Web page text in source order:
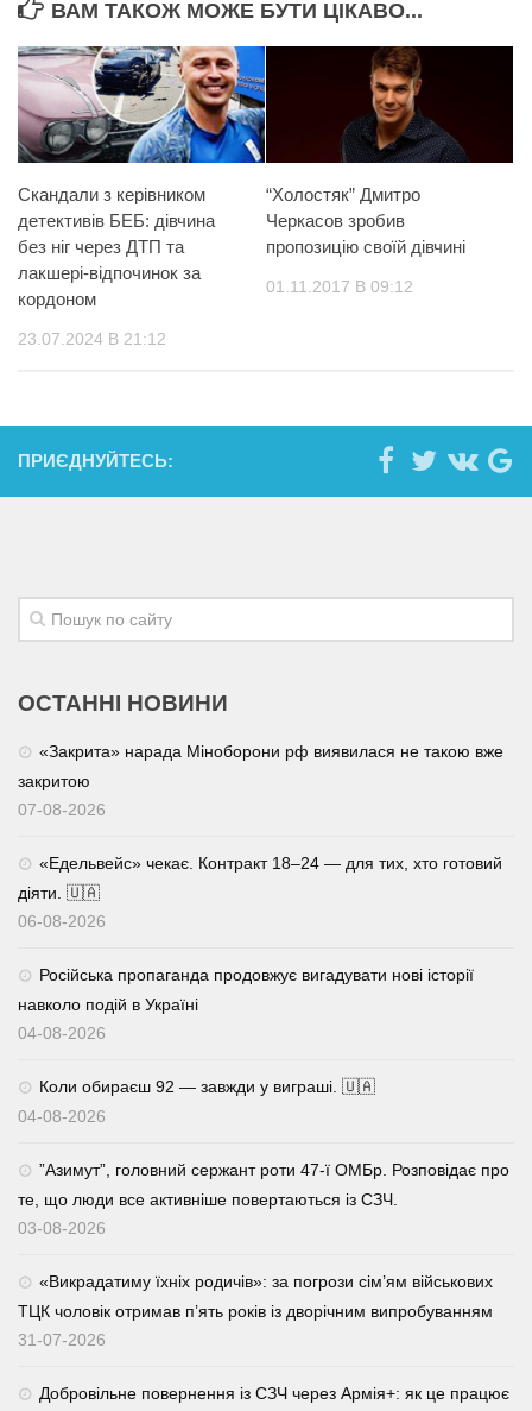
ВАМ ТАКОЖ МОЖЕ БУТИ ЦІКАВО...
Скандали з керівником
детективів БЕБ: дівчина
без ніг через ДТП та
лакшері-відпочинок за
кордоном
23.07.2024 В 21:12
“Холостяк” Дмитро
Черкасов зробив
пропозицію своїй дівчині
01.11.2017 В 09:12
ПРИЄДНУЙТЕСЬ:
ОСТАННІ НОВИНИ
«Закрита» нарада Міноборони рф виявилася не такою вже
закритою
07-08-2026
«Едельвейс» чекає. Контракт 18–24 — для тих, хто готовий
діяти. 🇺🇦
06-08-2026
Російська пропаганда продовжує вигадувати нові історії
навколо подій в Україні
04-08-2026
Коли обираєш 92 — завжди у виграші. 🇺🇦
04-08-2026
⁨”Азимут”, головний сержант роти 47-ї ОМБр. Розповідає про
те, що люди все активніше повертаються із СЗЧ.
03-08-2026
«Викрадатиму їхніх родичів»: за погрози сім’ям військових
ТЦК чоловік отримав п’ять років із дворічним випробуванням
31-07-2026
Добровільне повернення із СЗЧ через Армія+: як це працює